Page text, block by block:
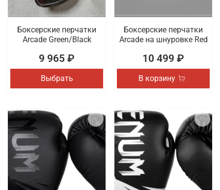
Боксерские перчатки
Arcade Green/Black
9 965 ₽
Выбрать
Боксерские перчатки
Arcade на шнуровке Red
10 499 ₽
В корзину